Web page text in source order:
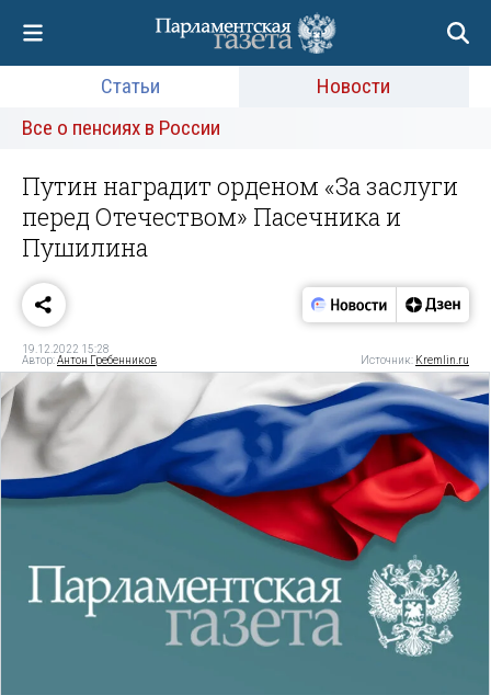
Статьи
Новости
Все о пенсиях в России
Путин наградит орденом «За заслуги
перед Отечеством» Пасечника и
Пушилина
19.12.2022 15:28
Автор:Антон Гребенников Источник: Kremlin.ru